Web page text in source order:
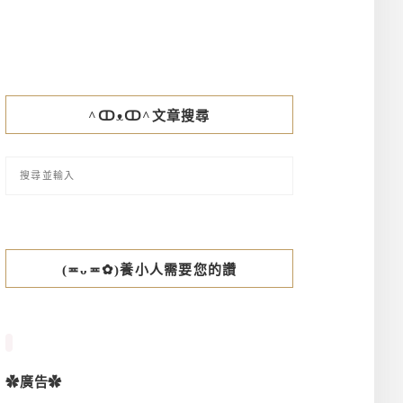
^ↀᴥↀ^文章搜尋
(≖ᴗ≖✿)養小人需要您的讚
✿廣告✿